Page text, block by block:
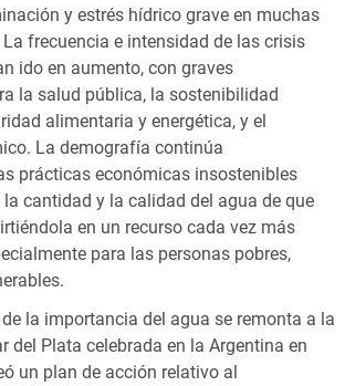
y estrés hídrico grave en muchas
frecuencia e intensidad de las crisis
ido en aumento, con graves
la salud pública, la sostenibilidad
alimentaria y energética, y el
La demografía continúa
prácticas económicas insostenibles
cantidad y la calidad del agua de que
en un recurso cada vez más
para las personas pobres,
la importancia del agua se remonta a la
del Plata celebrada en la Argentina en
un plan de acción relativo al